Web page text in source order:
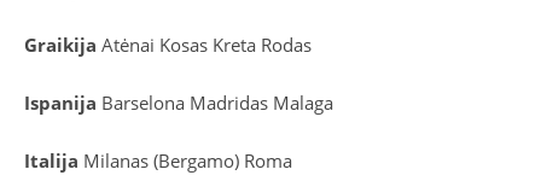
Graikija Atėnai Kosas Kreta Rodas
Ispanija Barselona Madridas Malaga
Italija Milanas (Bergamo) Roma